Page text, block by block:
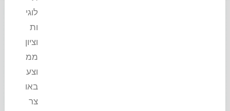
לוגי
ות
וציון
ממ
וצע
באו
צר